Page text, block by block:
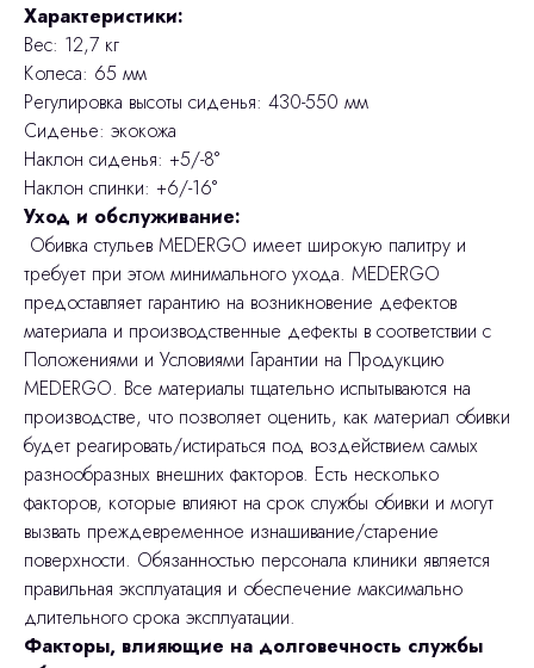
Характеристики:
Вес: 12,7 кг
Колеса: 65 мм
Регулировка высоты сиденья: 430-550 мм
Сиденье: экокожа
Наклон сиденья: +5/-8°
Наклон спинки: +6/-16°
Уход и обслуживание:
Обивка стульев MEDERGO имеет широкую палитру и
требует при этом минимального ухода. MEDERGO
предоставляет гарантию на возникновение дефектов
материала и производственные дефекты в соответствии с
Положениями и Условиями Гарантии на Продукцию
MEDERGO. Все материалы тщательно испытываются на
производстве, что позволяет оценить, как материал обивки
будет реагировать/истираться под воздействием самых
разнообразных внешних факторов. Есть несколько
факторов, которые влияют на срок службы обивки и могут
вызвать преждевременное изнашивание/старение
поверхности. Обязанностью персонала клиники является
правильная эксплуатация и обеспечение максимально
длительного срока эксплуатации.
Факторы, влияющие на долговечность службы